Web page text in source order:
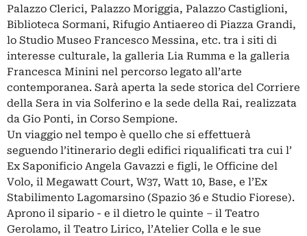
Palazzo Clerici, Palazzo Moriggia, Palazzo Castiglioni,
Biblioteca Sormani, Rifugio Antiaereo di Piazza Grandi,
lo Studio Museo Francesco Messina, etc. tra i siti di
interesse culturale, la galleria Lia Rumma e la galleria
Francesca Minini nel percorso legato all’arte
contemporanea. Sarà aperta la sede storica del Corriere
della Sera in via Solferino e la sede della Rai, realizzata
da Gio Ponti, in Corso Sempione.
Un viaggio nel tempo è quello che si effettuerà
seguendo l’itinerario degli edifici riqualificati tra cui l’
Ex Saponificio Angela Gavazzi e figli, le Officine del
Volo, il Megawatt Court, W37, Watt 10, Base, e l’Ex
Stabilimento Lagomarsino (Spazio 36 e Studio Fiorese).
Aprono il sipario - e il dietro le quinte – il Teatro
Gerolamo, il Teatro Lirico, l’Atelier Colla e le sue